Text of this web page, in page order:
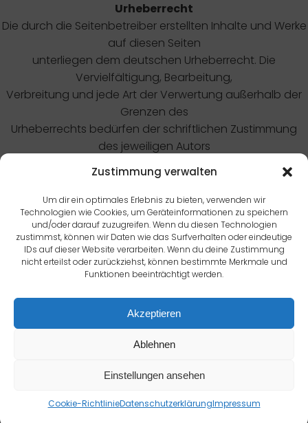
Zustimmung verwalten
Um dir ein optimales Erlebnis zu bieten, verwenden wir
Technologien wie Cookies, um Geräteinformationen zu speichern
und/oder darauf zuzugreifen. Wenn du diesen Technologien
zustimmst, können wir Daten wie das Surfverhalten oder eindeutige
IDs auf dieser Website verarbeiten. Wenn du deine Zustimmung
nicht erteilst oder zurückziehst, können bestimmte Merkmale und
Funktionen beeinträchtigt werden.
Akzeptieren
Ablehnen
Einstellungen ansehen
Cookie-RichtlinieDatenschutzerklärungImpressum
Urheberrecht
Die durch die Seitenbetreiber erstellten Inhalte und Werke
auf diesen Seiten
unterliegen dem deutschen Urheberrecht. Die
Vervielfältigung, Bearbeitung,
Verbreitung und jede Art der Verwertung außerhalb der
Grenzen des
Urheberrechts bedürfen der schriftlichen Zustimmung
des jeweiligen Autors
bzw. Erstellers. Downloads und Kopien dieser Seite sind
nur für den privaten,
nicht kommerziellen Gebrauch gestattet.
Soweit die Inhalte auf dieser Seite nicht vom Betreiber
erstellt wurden, werden
die Urheberrechte Dritter beachtet. Insbesondere werden
Inhalte Dritter als
solche gekennzeichnet. Sollten Sie trotzdem auf eine
Urheberrechtsverletzung
aufmerksam werden, bitten wir um einen
Bekanntwerden von Rechtsverletzungen werden wir
derartige Inhalte umgehend